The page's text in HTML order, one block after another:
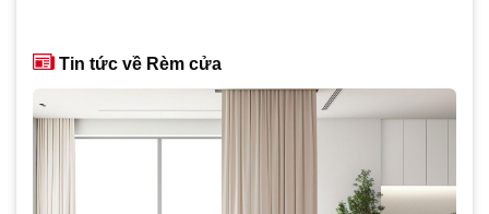
Tin tức về Rèm cửa